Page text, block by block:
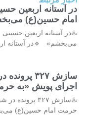
در آستانه اربعین
امام حسین(ع)
♨️در آستانه اربعین
می‌بخشم» 🔹در آستانه
سازش ۳۲۷
اجرای پویش «به
♨️سازش ۳۲۷
حرمت امام حسین(ع)